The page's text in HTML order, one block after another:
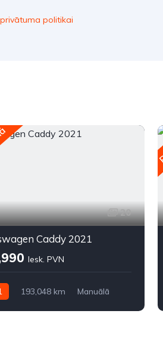
privātuma politikai
20
Caddy 2021
Iesk. PVN
193,048 km
Manuālā